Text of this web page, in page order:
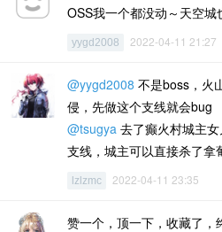
OSS我一个都没动～天空城
yygd2008 2022-04-11 21:27
@yygd2008 不是boss，火
侵，先做这个支线就会bug
@tsugya 去了癫火村城主
支线，城主可以直接杀了拿
lzlzmc 2022-04-11 23:35
赞一个，顶一下，收藏了，